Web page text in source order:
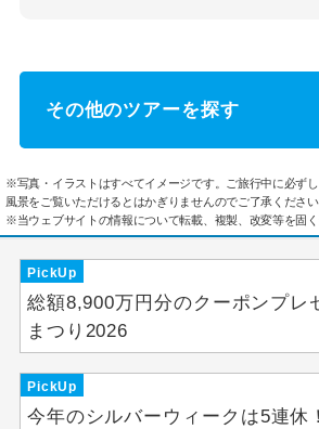
その他のツアーを探す
※写真・イラストはすべてイメージです。ご旅行中に必ず
風景をご覧いただけるとはかぎりませんのでご了承ください
※当ウェブサイトの情報について転載、複製、改変等を固く
PickUp
総額8,900万円分のクーポンプレ
まつり2026
PickUp
今年のシルバーウィークは5連休！